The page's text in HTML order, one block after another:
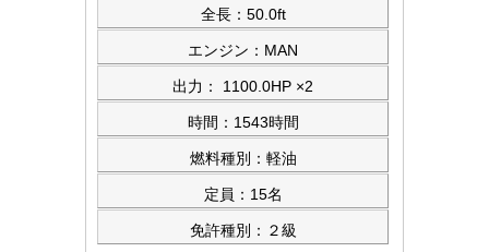
全長：50.0ft
エンジン：MAN
出力： 1100.0HP ×2
時間：1543時間
燃料種別：軽油
定員：15名
免許種別：２級